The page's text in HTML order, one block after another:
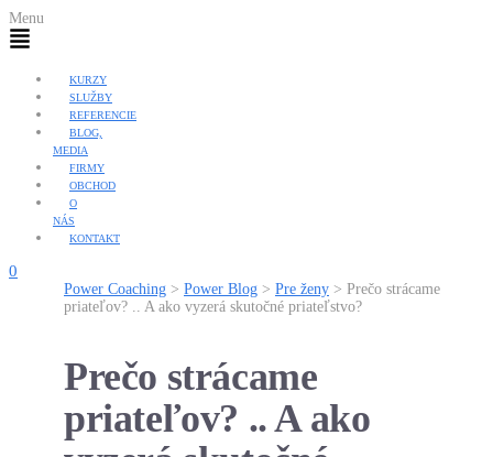
Menu
KURZY
SLUŽBY
REFERENCIE
BLOG,
MEDIA
FIRMY
OBCHOD
O
NÁS
KONTAKT
0
Power Coaching > Power Blog > Pre ženy > Prečo strácame
priateľov? .. A ako vyzerá skutočné priateľstvo?
Prečo strácame
priateľov? .. A ako